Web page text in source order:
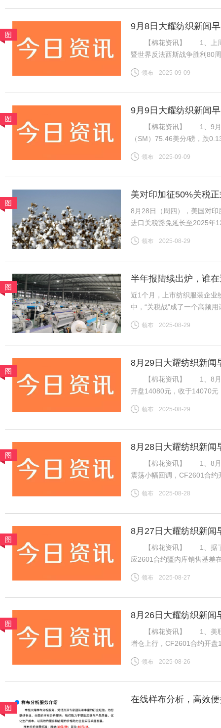
图
9月8日大耀纺织新闻
【棉花资讯】 1、上周国
暨世界反法西斯战争胜利80
不足，因此周内郑棉维持震
领布 2025-09-09
图
9月9日大耀纺织新闻
【棉花资讯】 1、9月8
（SM）75.46美分/磅，跌
磅，跌0.13美分/磅，折一般
领布 2025-09-09
图
美对印加征50%关税
底
8月28日（周四），美国对
进口关税豁免延长至2025
今年最后三个月。 这一
领布 2025-08-29
图
半年报陆续出炉，谁
近1个月，上市纺织服装企业
中，“关税战”成了一个高频
关税战到底影响几何？谁在
领布 2025-08-29
图
8月29日大耀纺织新闻
【棉花资讯】 1、8月28
开盘14080元，收于14070
期国内供应偏紧预期仍在，
领布 2025-08-29
图
8月28日大耀纺织新闻
【棉花资讯】 1、8月27
震荡小幅回调，CF2601合
下游棉纱市场交投一般，棉
领布 2025-08-28
图
8月27日大耀纺织新闻
【棉花资讯】 1、据了解
应2601合约疆内库销售基差
内地库新疆机采棉4129B含杂
领布 2025-08-27
图
8月26日大耀纺织新闻
【棉花资讯】 1、美联储
增仓上行，CF2601合约开
增订单数量有限，但旺季需
领布 2025-08-26
图
在线样布分析，高效